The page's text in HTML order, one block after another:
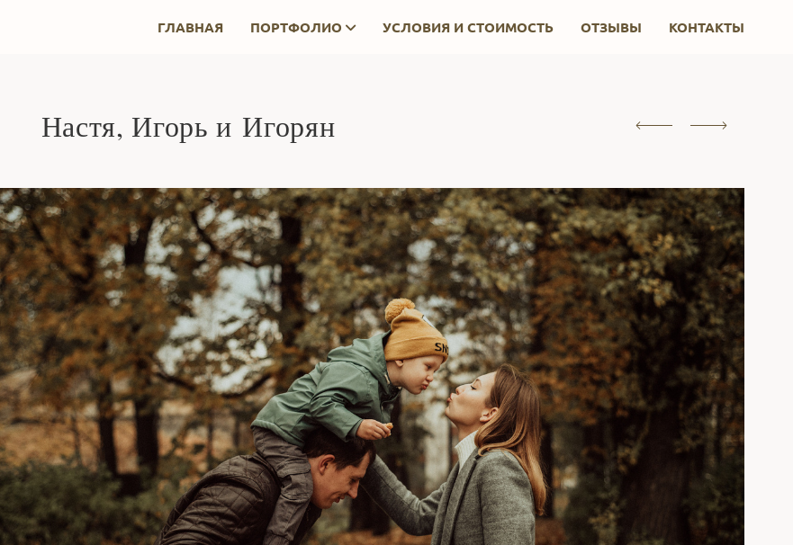
ГЛАВНАЯ ПОРТФОЛИО УСЛОВИЯ И СТОИМОСТЬ ОТЗЫВЫ КОНТАКТЫ
Настя, Игорь и Игорян